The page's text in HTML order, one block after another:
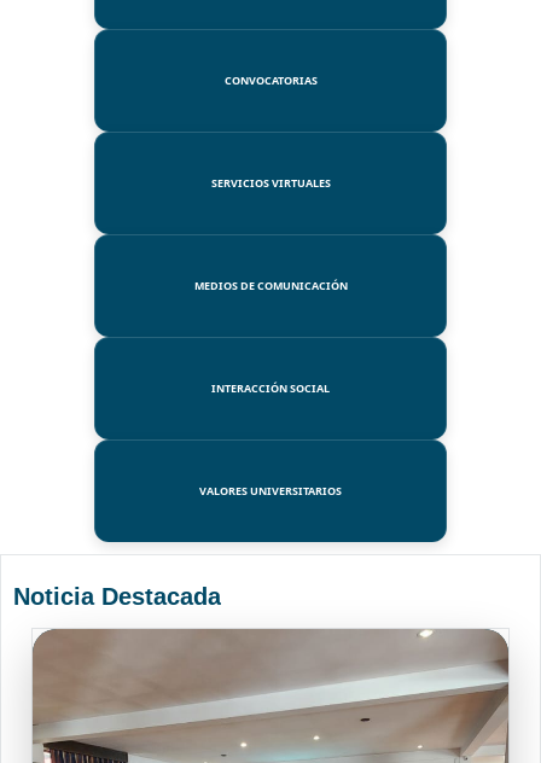
CONVOCATORIAS
SERVICIOS VIRTUALES
MEDIOS DE COMUNICACIÓN
INTERACCIÓN SOCIAL
VALORES UNIVERSITARIOS
Noticia Destacada